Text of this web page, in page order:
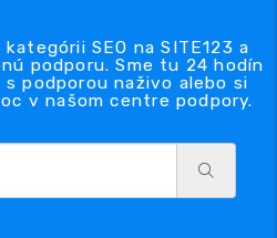
SEO na SITE123 a
podporu. Sme tu 24 hodín
podporou naživo alebo si
v našom centre podpory.